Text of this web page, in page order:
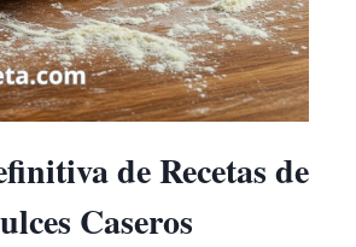
de Recetas de
Caseros